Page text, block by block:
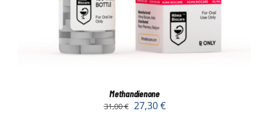
Methandienone
31,00€ 27,30€